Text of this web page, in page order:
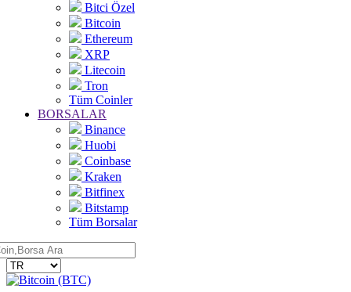
Bitci Özel
Bitcoin
Ethereum
XRP
Litecoin
Tron
Tüm Coinler
BORSALAR
Binance
Huobi
Coinbase
Kraken
Bitfinex
Bitstamp
Tüm Borsalar